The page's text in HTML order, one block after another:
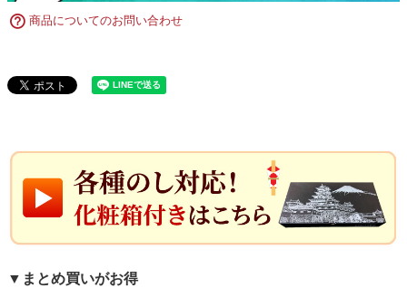
商品についてのお問い合わせ
▼まとめ買いがお得